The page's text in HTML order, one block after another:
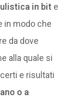
in bit e
in modo che
da dove
alla quale si
e risultati
o a